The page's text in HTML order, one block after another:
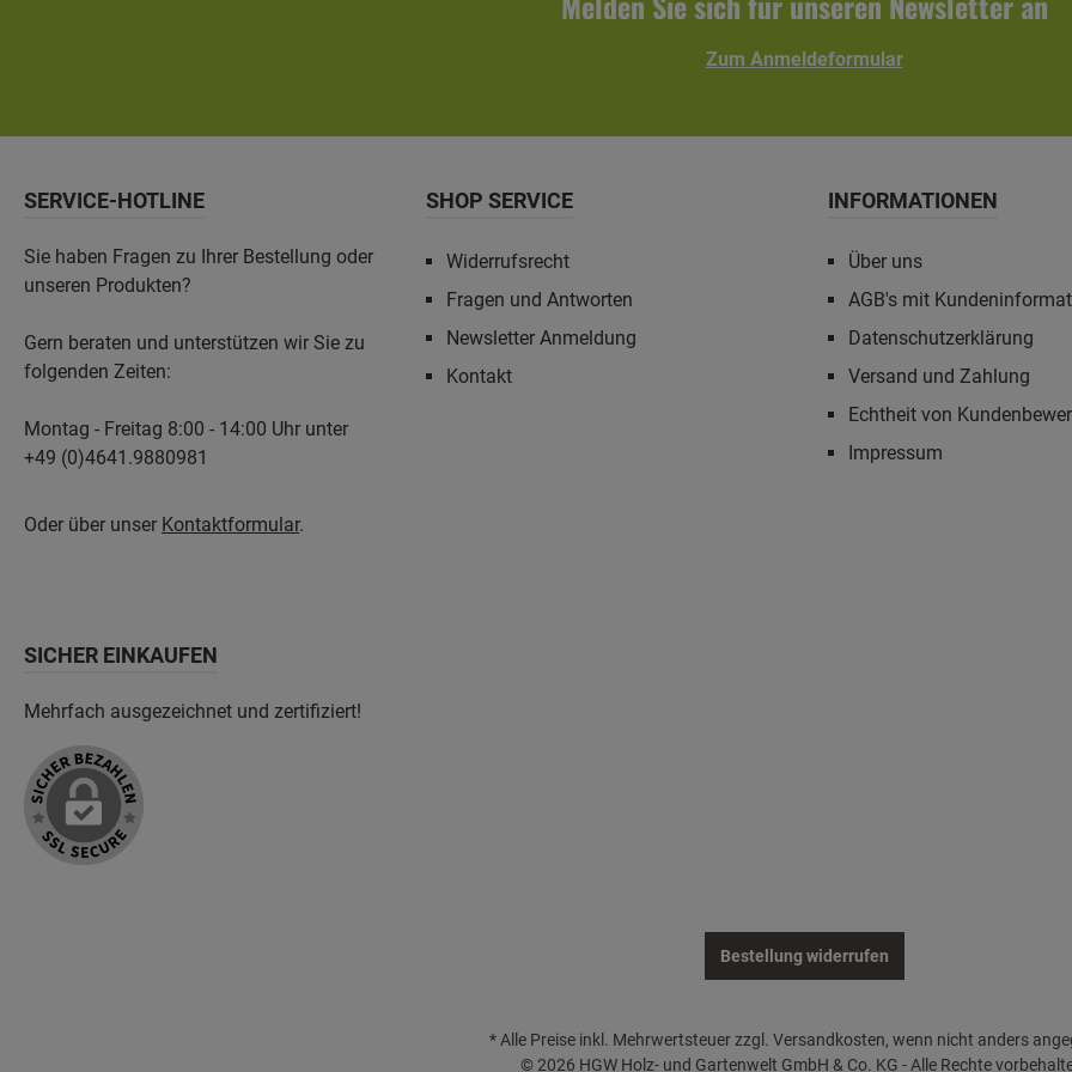
Zum Anmeldeformular
SERVICE-HOTLINE
Sie haben Fragen zu Ihrer Bestellung oder
unseren Produkten?
Gern beraten und unterstützen wir Sie zu
folgenden Zeiten:
Montag - Freitag 8:00 - 14:00 Uhr unter
+49 (0)4641.9880981
Oder über unser Kontaktformular.
SHOP SERVICE
Widerrufsrecht
Fragen und Antworten
Newsletter Anmeldung
Kontakt
INFORMATIONEN
Über uns
AGB's mit
Datenschutzerklärung
Versand und Zahlung
Echtheit von
Impressum
SICHER EINKAUFEN
Mehrfach ausgezeichnet und zertifiziert!
Bestellung widerrufen
* Alle Preise inkl. Mehrwertsteuer zzgl. Versandkosten, wenn nicht anders
© 2026 HGW Holz- und Gartenwelt GmbH & Co. KG - Alle Rechte